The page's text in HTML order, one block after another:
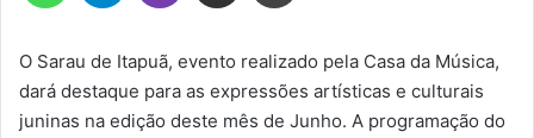
O Sarau de Itapuã, evento realizado pela Casa da Música,
dará destaque para as expressões artísticas e culturais
juninas na edição deste mês de Junho. A programação do